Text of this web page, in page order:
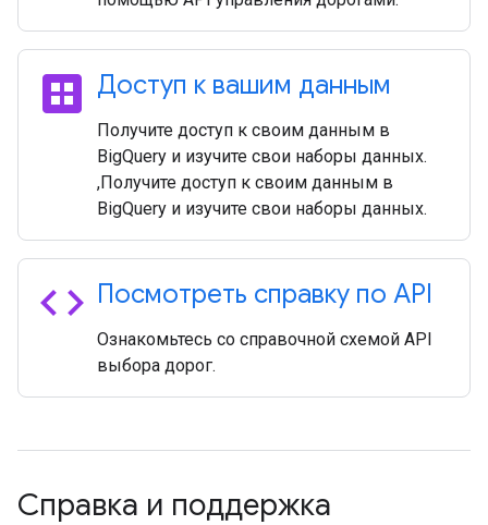
dataset Доступ к вашим данным
Получите доступ к своим данным в
BigQuery и изучите свои наборы данных.
,Получите доступ к своим данным в
BigQuery и изучите свои наборы данных.
code Посмотреть справку по API
Ознакомьтесь со справочной схемой API
выбора дорог.
Справка и поддержка